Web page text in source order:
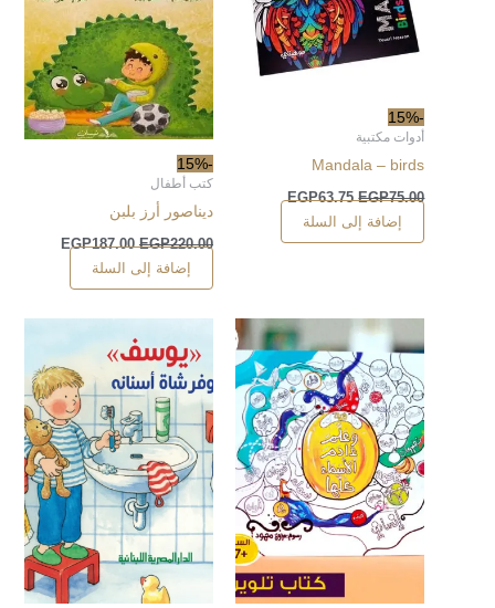
-15%
أدوات مكتبية
Mandala – birds
EGP75.00
EGP63.75
إضافة إلى السلة
-15%
كتب أطفال
ديناصور أرز بلبن
EGP220.00
EGP187.00
إضافة إلى السلة